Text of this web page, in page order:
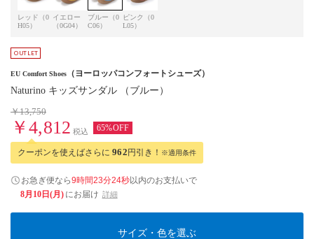
レッド（0
H05）
イエロー
（0G04）
ブルー（0
C06）
ピンク（0
L05）
EU Comfort Shoes （ヨーロッパコンフォートシューズ）
Naturino キッズサンダル （ブルー）
￥13,750
￥4,812 税込 65%OFF
クーポンを使えばさらに 962円引き！ ※適用条件
お急ぎ便なら9時間23分23秒以内のお支払いで
8月10日(月) にお届け 詳細
サイズ・色を選ぶ